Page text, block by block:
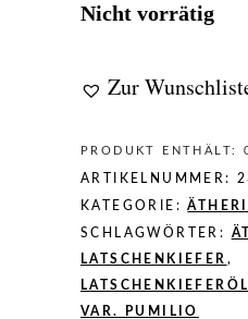
Nicht vorrätig
Zur
PRODUKT ENTHÄLT:
ARTIKELNUMMER:
KATEGORIE:
SCHLAGWÖRTER:
LATSCHENKIEFER ,
VAR. PUMILIO